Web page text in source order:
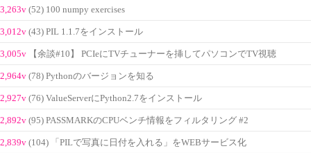
3,263v (52) 100 numpy exercises
3,012v (43) PIL 1.1.7をインストール
3,005v 【余談#10】 PCIeにTVチューナーを挿してパソコンでTV視聴
2,964v (78) Pythonのバージョンを知る
2,927v (76) ValueServerにPython2.7をインストール
2,892v (95) PASSMARKのCPUベンチ情報をフィルタリング #2
2,839v (104) 「PILで写真に日付を入れる」をWEBサービス化